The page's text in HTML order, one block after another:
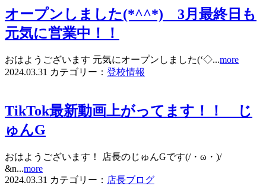
オープンしました(*^^*) 3月最終日も
元気に営業中！！
おはようございます 元気にオープンしました(‘◇...more
2024.03.31 カテゴリー： 登校情報
TikTok最新動画上がってます！！ じ
ゅんG
おはようございます！ 店長のじゅんGです(/・ω・)/
&n...more
2024.03.31 カテゴリー： 店長ブログ